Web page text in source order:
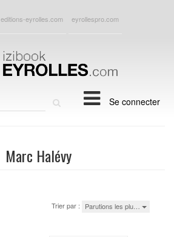
editions-eyrolles.com eyrollespro.com
Se connecter
Marc Halévy
Trier par : Parutions les plu…